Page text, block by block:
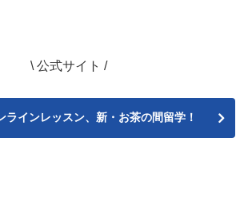
\ 公式サイト /
ラインレッスン、新・お茶の間留学！